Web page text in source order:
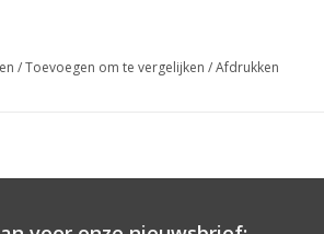
/Toevoegen om te vergelijken /Afdrukken